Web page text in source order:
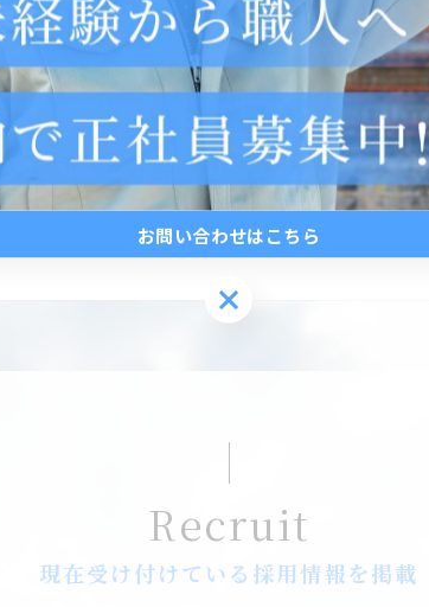
務を真摯に積み重ねる姿勢です。建設業の現
へとつながっていきます。また、未経験の方
ものづくりを共に担っていただける仲間との
現在受け付けている採用情報を掲載
Recruit
お問い合わせはこちら
お問い合わせはこちら